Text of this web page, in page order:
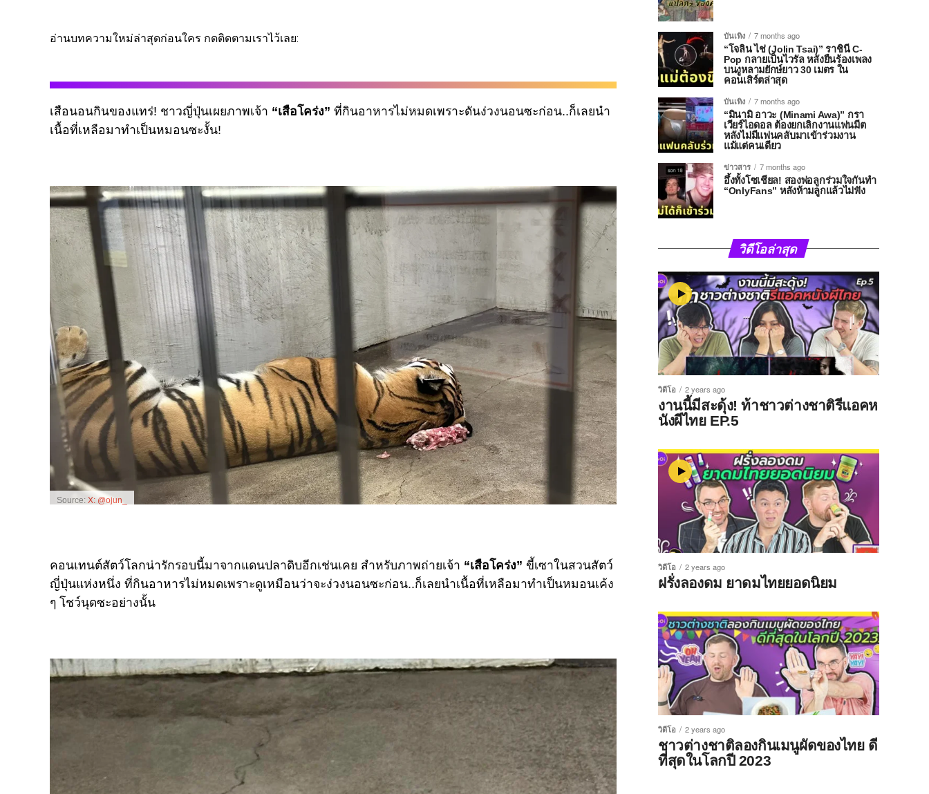
อ่านบทความใหม่ล่าสุดก่อนใคร กดติดตามเราไว้เลย:
เสือนอนกินของแทร่! ชาวญี่ปุ่นเผยภาพเจ้า “เสือโคร่ง” ที่กินอาหารไม่หมดเพราะดันง่วงนอนซะก่อน..ก็เลยนำ
เนื้อที่เหลือมาทำเป็นหมอนซะงั้น!
Source: X: @ojun_
คอนเทนต์สัตว์โลกน่ารักรอบนี้มาจากแดนปลาดิบอีกเช่นเคย สำหรับภาพถ่ายเจ้า “เสือโคร่ง” ขี้เซาในสวนสัตว์
ญี่ปุ่นแห่งหนึ่ง ที่กินอาหารไม่หมดเพราะดูเหมือนว่าจะง่วงนอนซะก่อน..ก็เลยนำเนื้อที่เหลือมาทำเป็นหมอนเค้ง
ๆ โชว์นุดซะอย่างนั้น
บันเทิง
7 months ago
“โจลิน ไช่ (Jolin Tsai)” ราชินี C-
Pop กลายเป็นไวรัล หลังยืนร้องเพลง
บนงูหลามยักษ์ยาว 30 เมตร ใน
คอนเสิร์ตล่าสุด
บันเทิง
7 months ago
“มินามิ อาวะ (Minami Awa)” กรา
เวียร์ไอดอล ต้องยกเลิกงานแฟนมีต
หลังไม่มีแฟนคลับมาเข้าร่วมงาน
แม้แต่คนเดียว
ข่าวสาร
7 months ago
อึ้งทั้งโซเชียล! สองพ่อลูกร่วมใจกันทำ
“OnlyFans” หลังห้ามลูกแล้วไม่ฟัง
วิดีโอล่าสุด
วิดีโอ 2 years ago
งานนี้มีสะดุ้ง! ท้าชาวต่างชาติรีแอคห
นังผีไทย EP.5
วิดีโอ 2 years ago
ฝรั่งลองดม ยาดมไทยยอดนิยม
วิดีโอ 2 years ago
ชาวต่างชาติลองกินเมนูผัดของไทย ดี
ที่สุดในโลกปี 2023